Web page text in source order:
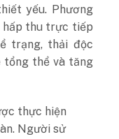
yếu. Phương
hấp thu trực tiếp
trạng, thải độc
tổng thể và tăng
thực hiện
Người sử